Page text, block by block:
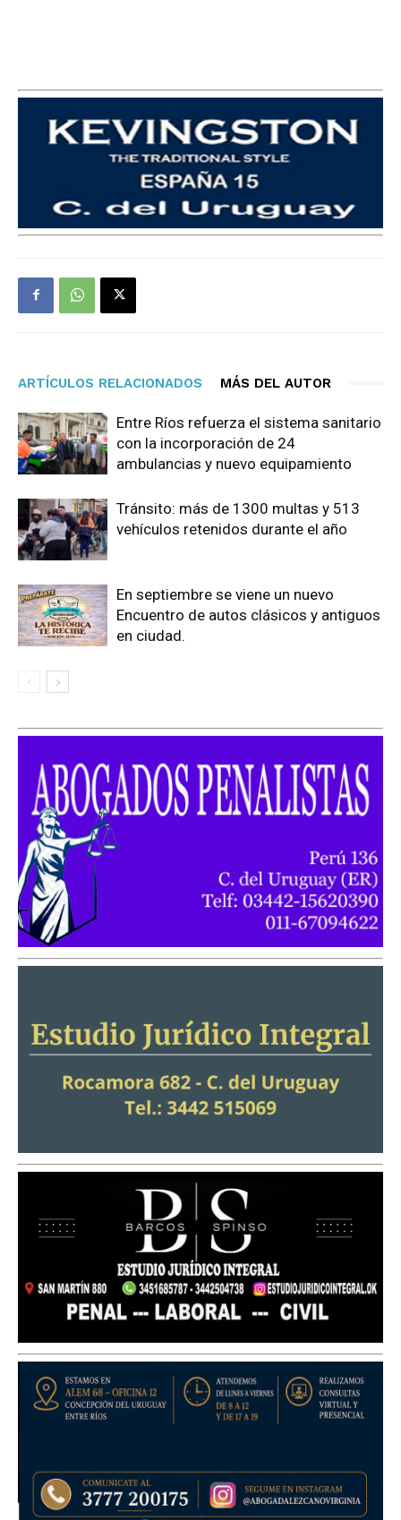
ARTÍCULOS RELACIONADOS MÁS DEL AUTOR
Entre Ríos refuerza el sistema sanitario
con la incorporación de 24
ambulancias y nuevo equipamiento
Tránsito: más de 1300 multas y 513
vehículos retenidos durante el año
En septiembre se viene un nuevo
Encuentro de autos clásicos y antiguos
en ciudad.